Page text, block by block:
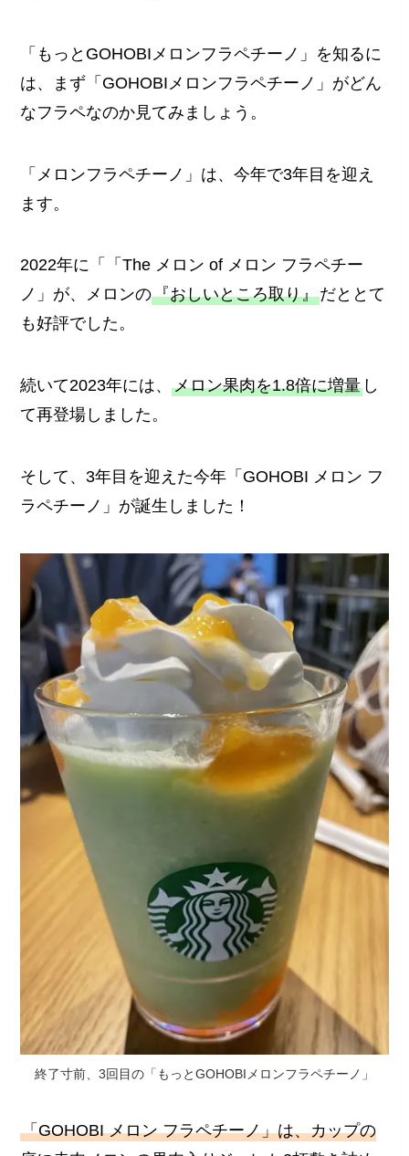
「もっとGOHOBIメロンフラペチーノ」を知るに
は、まず「GOHOBIメロンフラペチーノ」がどん
なフラペなのか見てみましょう。
「メロンフラペチーノ」は、今年で3年目を迎え
ます。
2022年に「「The メロン of メロン フラペチー
ノ」が、メロンの『おしいところ取り』だととて
も好評でした。
続いて2023年には、メロン果肉を1.8倍に増量 し
て再登場しました。
そして、3年目を迎えた今年「GOHOBI メロン フ
ラペチーノ」が誕生しました！
終了寸前、3回目の「もっとGOHOBIメロンフラペチーノ」
「GOHOBI メロン フラペチーノ」は、カップの